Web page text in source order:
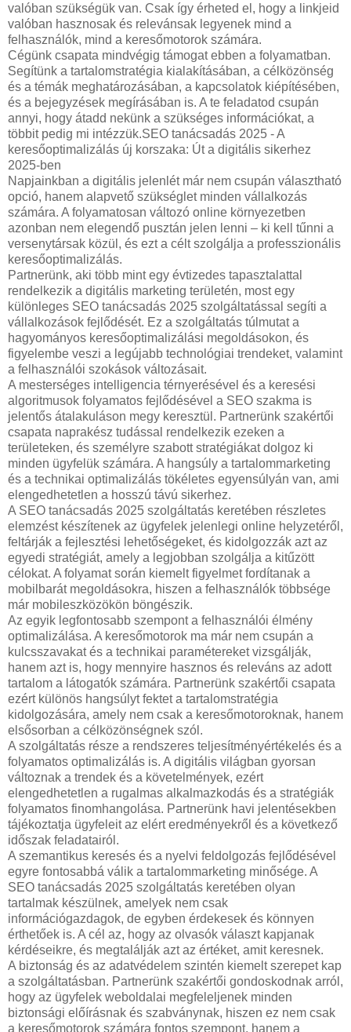
valóban szükségük van. Csak így érheted el, hogy a linkjeid
valóban hasznosak és relevánsak legyenek mind a
felhasználók, mind a keresőmotorok számára.
Cégünk csapata mindvégig támogat ebben a folyamatban.
Segítünk a tartalomstratégia kialakításában, a célközönség
és a témák meghatározásában, a kapcsolatok kiépítésében,
és a bejegyzések megírásában is. A te feladatod csupán
annyi, hogy átadd nekünk a szükséges információkat, a
többit pedig mi intézzük.SEO tanácsadás 2025 - A
keresőoptimalizálás új korszaka: Út a digitális sikerhez
2025-ben
Napjainkban a digitális jelenlét már nem csupán választható
opció, hanem alapvető szükséglet minden vállalkozás
számára. A folyamatosan változó online környezetben
azonban nem elegendő pusztán jelen lenni – ki kell tűnni a
versenytársak közül, és ezt a célt szolgálja a professzionális
keresőoptimalizálás.
Partnerünk, aki több mint egy évtizedes tapasztalattal
rendelkezik a digitális marketing területén, most egy
különleges SEO tanácsadás 2025 szolgáltatással segíti a
vállalkozások fejlődését. Ez a szolgáltatás túlmutat a
hagyományos keresőoptimalizálási megoldásokon, és
figyelembe veszi a legújabb technológiai trendeket, valamint
a felhasználói szokások változásait.
A mesterséges intelligencia térnyerésével és a keresési
algoritmusok folyamatos fejlődésével a SEO szakma is
jelentős átalakuláson megy keresztül. Partnerünk szakértői
csapata naprakész tudással rendelkezik ezeken a
területeken, és személyre szabott stratégiákat dolgoz ki
minden ügyfelük számára. A hangsúly a tartalommarketing
és a technikai optimalizálás tökéletes egyensúlyán van, ami
elengedhetetlen a hosszú távú sikerhez.
A SEO tanácsadás 2025 szolgáltatás keretében részletes
elemzést készítenek az ügyfelek jelenlegi online helyzetéről,
feltárják a fejlesztési lehetőségeket, és kidolgozzák azt az
egyedi stratégiát, amely a legjobban szolgálja a kitűzött
célokat. A folyamat során kiemelt figyelmet fordítanak a
mobilbarát megoldásokra, hiszen a felhasználók többsége
már mobileszközökön böngészik.
Az egyik legfontosabb szempont a felhasználói élmény
optimalizálása. A keresőmotorok ma már nem csupán a
kulcsszavakat és a technikai paramétereket vizsgálják,
hanem azt is, hogy mennyire hasznos és releváns az adott
tartalom a látogatók számára. Partnerünk szakértői csapata
ezért különös hangsúlyt fektet a tartalomstratégia
kidolgozására, amely nem csak a keresőmotoroknak, hanem
elsősorban a célközönségnek szól.
A szolgáltatás része a rendszeres teljesítményértékelés és a
folyamatos optimalizálás is. A digitális világban gyorsan
változnak a trendek és a követelmények, ezért
elengedhetetlen a rugalmas alkalmazkodás és a stratégiák
folyamatos finomhangolása. Partnerünk havi jelentésekben
tájékoztatja ügyfeleit az elért eredményekről és a következő
időszak feladatairól.
A szemantikus keresés és a nyelvi feldolgozás fejlődésével
egyre fontosabbá válik a tartalommarketing minősége. A
SEO tanácsadás 2025 szolgáltatás keretében olyan
tartalmak készülnek, amelyek nem csak
információgazdagok, de egyben érdekesek és könnyen
érthetőek is. A cél az, hogy az olvasók választ kapjanak
kérdéseikre, és megtalálják azt az értéket, amit keresnek.
A biztonság és az adatvédelem szintén kiemelt szerepet kap
a szolgáltatásban. Partnerünk szakértői gondoskodnak arról,
hogy az ügyfelek weboldalai megfeleljenek minden
biztonsági előírásnak és szabványnak, hiszen ez nem csak
a keresőmotorok számára fontos szempont, hanem a